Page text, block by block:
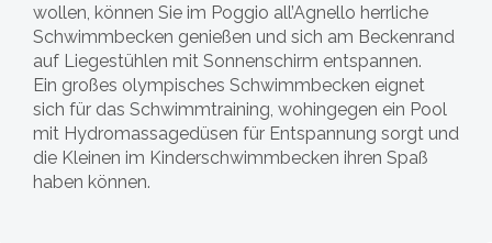
wollen, können Sie im Poggio all’Agnello herrliche
Schwimmbecken genießen und sich am Beckenrand
auf Liegestühlen mit Sonnenschirm entspannen.
Ein großes olympisches Schwimmbecken eignet
sich für das Schwimmtraining, wohingegen ein Pool
mit Hydromassagedüsen für Entspannung sorgt und
die Kleinen im Kinderschwimmbecken ihren Spaß
haben können.